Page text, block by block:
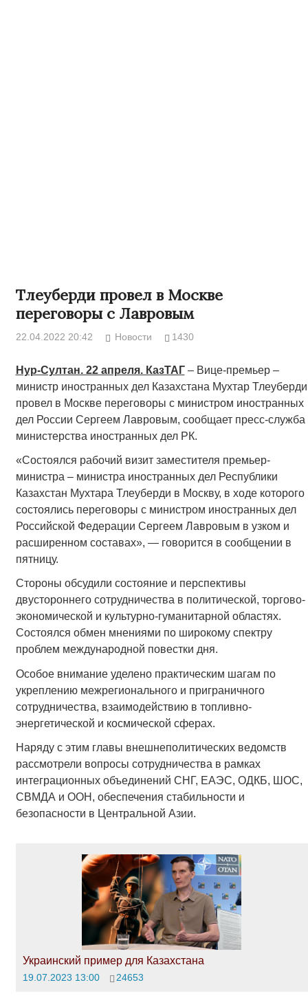
Тлеуберди провел в Москве
переговоры с Лавровым
22.04.2022 20:42 Новости 1430
Нур-Султан. 22 апреля. КазТАГ– Вице-премьер –
министр иностранных дел Казахстана Мухтар Тлеуберди
провел в Москве переговоры с министром иностранных
дел России Сергеем Лавровым, сообщает пресс-служба
министерства иностранных дел РК.
«Состоялся рабочий визит заместителя премьер-
министра – министра иностранных дел Республики
Казахстан Мухтара Тлеуберди в Москву, в ходе которого
состоялись переговоры с министром иностранных дел
Российской Федерации Сергеем Лавровым в узком и
расширенном составах», — говорится в сообщении в
пятницу.
Стороны обсудили состояние и перспективы
двустороннего сотрудничества в политической, торгово-
экономической и культурно-гуманитарной областях.
Состоялся обмен мнениями по широкому спектру
проблем международной повестки дня.
Особое внимание уделено практическим шагам по
укреплению межрегионального и приграничного
сотрудничества, взаимодействию в топливно-
энергетической и космической сферах.
Наряду с этим главы внешнеполитических ведомств
рассмотрели вопросы сотрудничества в рамках
интеграционных объединений СНГ, ЕАЭС, ОДКБ, ШОС,
СВМДА и ООН, обеспечения стабильности и
безопасности в Центральной Азии.
Украинский пример для Казахстана
19.07.2023 13:00 24653